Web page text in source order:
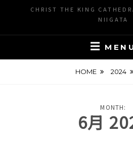
contentCHRIST THE KING
NIIGATA
HOME 2024
MONTH:
6月